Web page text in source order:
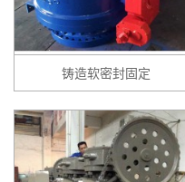
铸造软密封固定